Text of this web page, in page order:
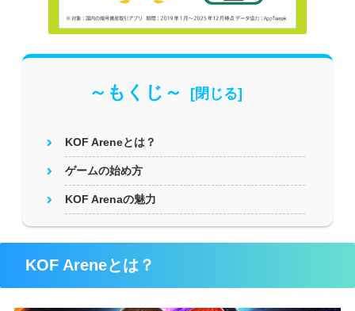
～もくじ～
KOF Areneとは？
ゲームの始め方
KOF Arenaの魅力
KOF Areneとは？